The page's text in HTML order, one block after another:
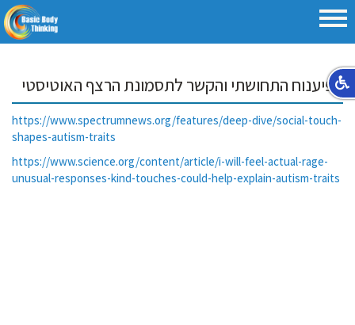
הפיענוח התחושתי והקשר לתסמונת הרצף האוטיסטי
https://www.spectrumnews.org/features/deep-dive/social-touch-
shapes-autism-traits
https://www.science.org/content/article/i-will-feel-actual-rage-
unusual-responses-kind-touches-could-help-explain-autism-traits